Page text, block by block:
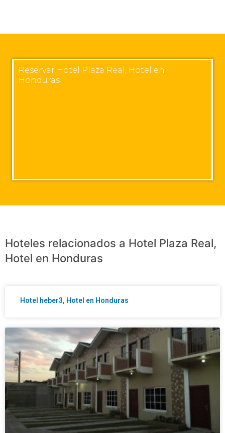
Reservar Hotel Plaza Real, Hotel en
Honduras
Hoteles relacionados a Hotel Plaza Real,
Hotel en Honduras
Hotel heber3, Hotel en Honduras